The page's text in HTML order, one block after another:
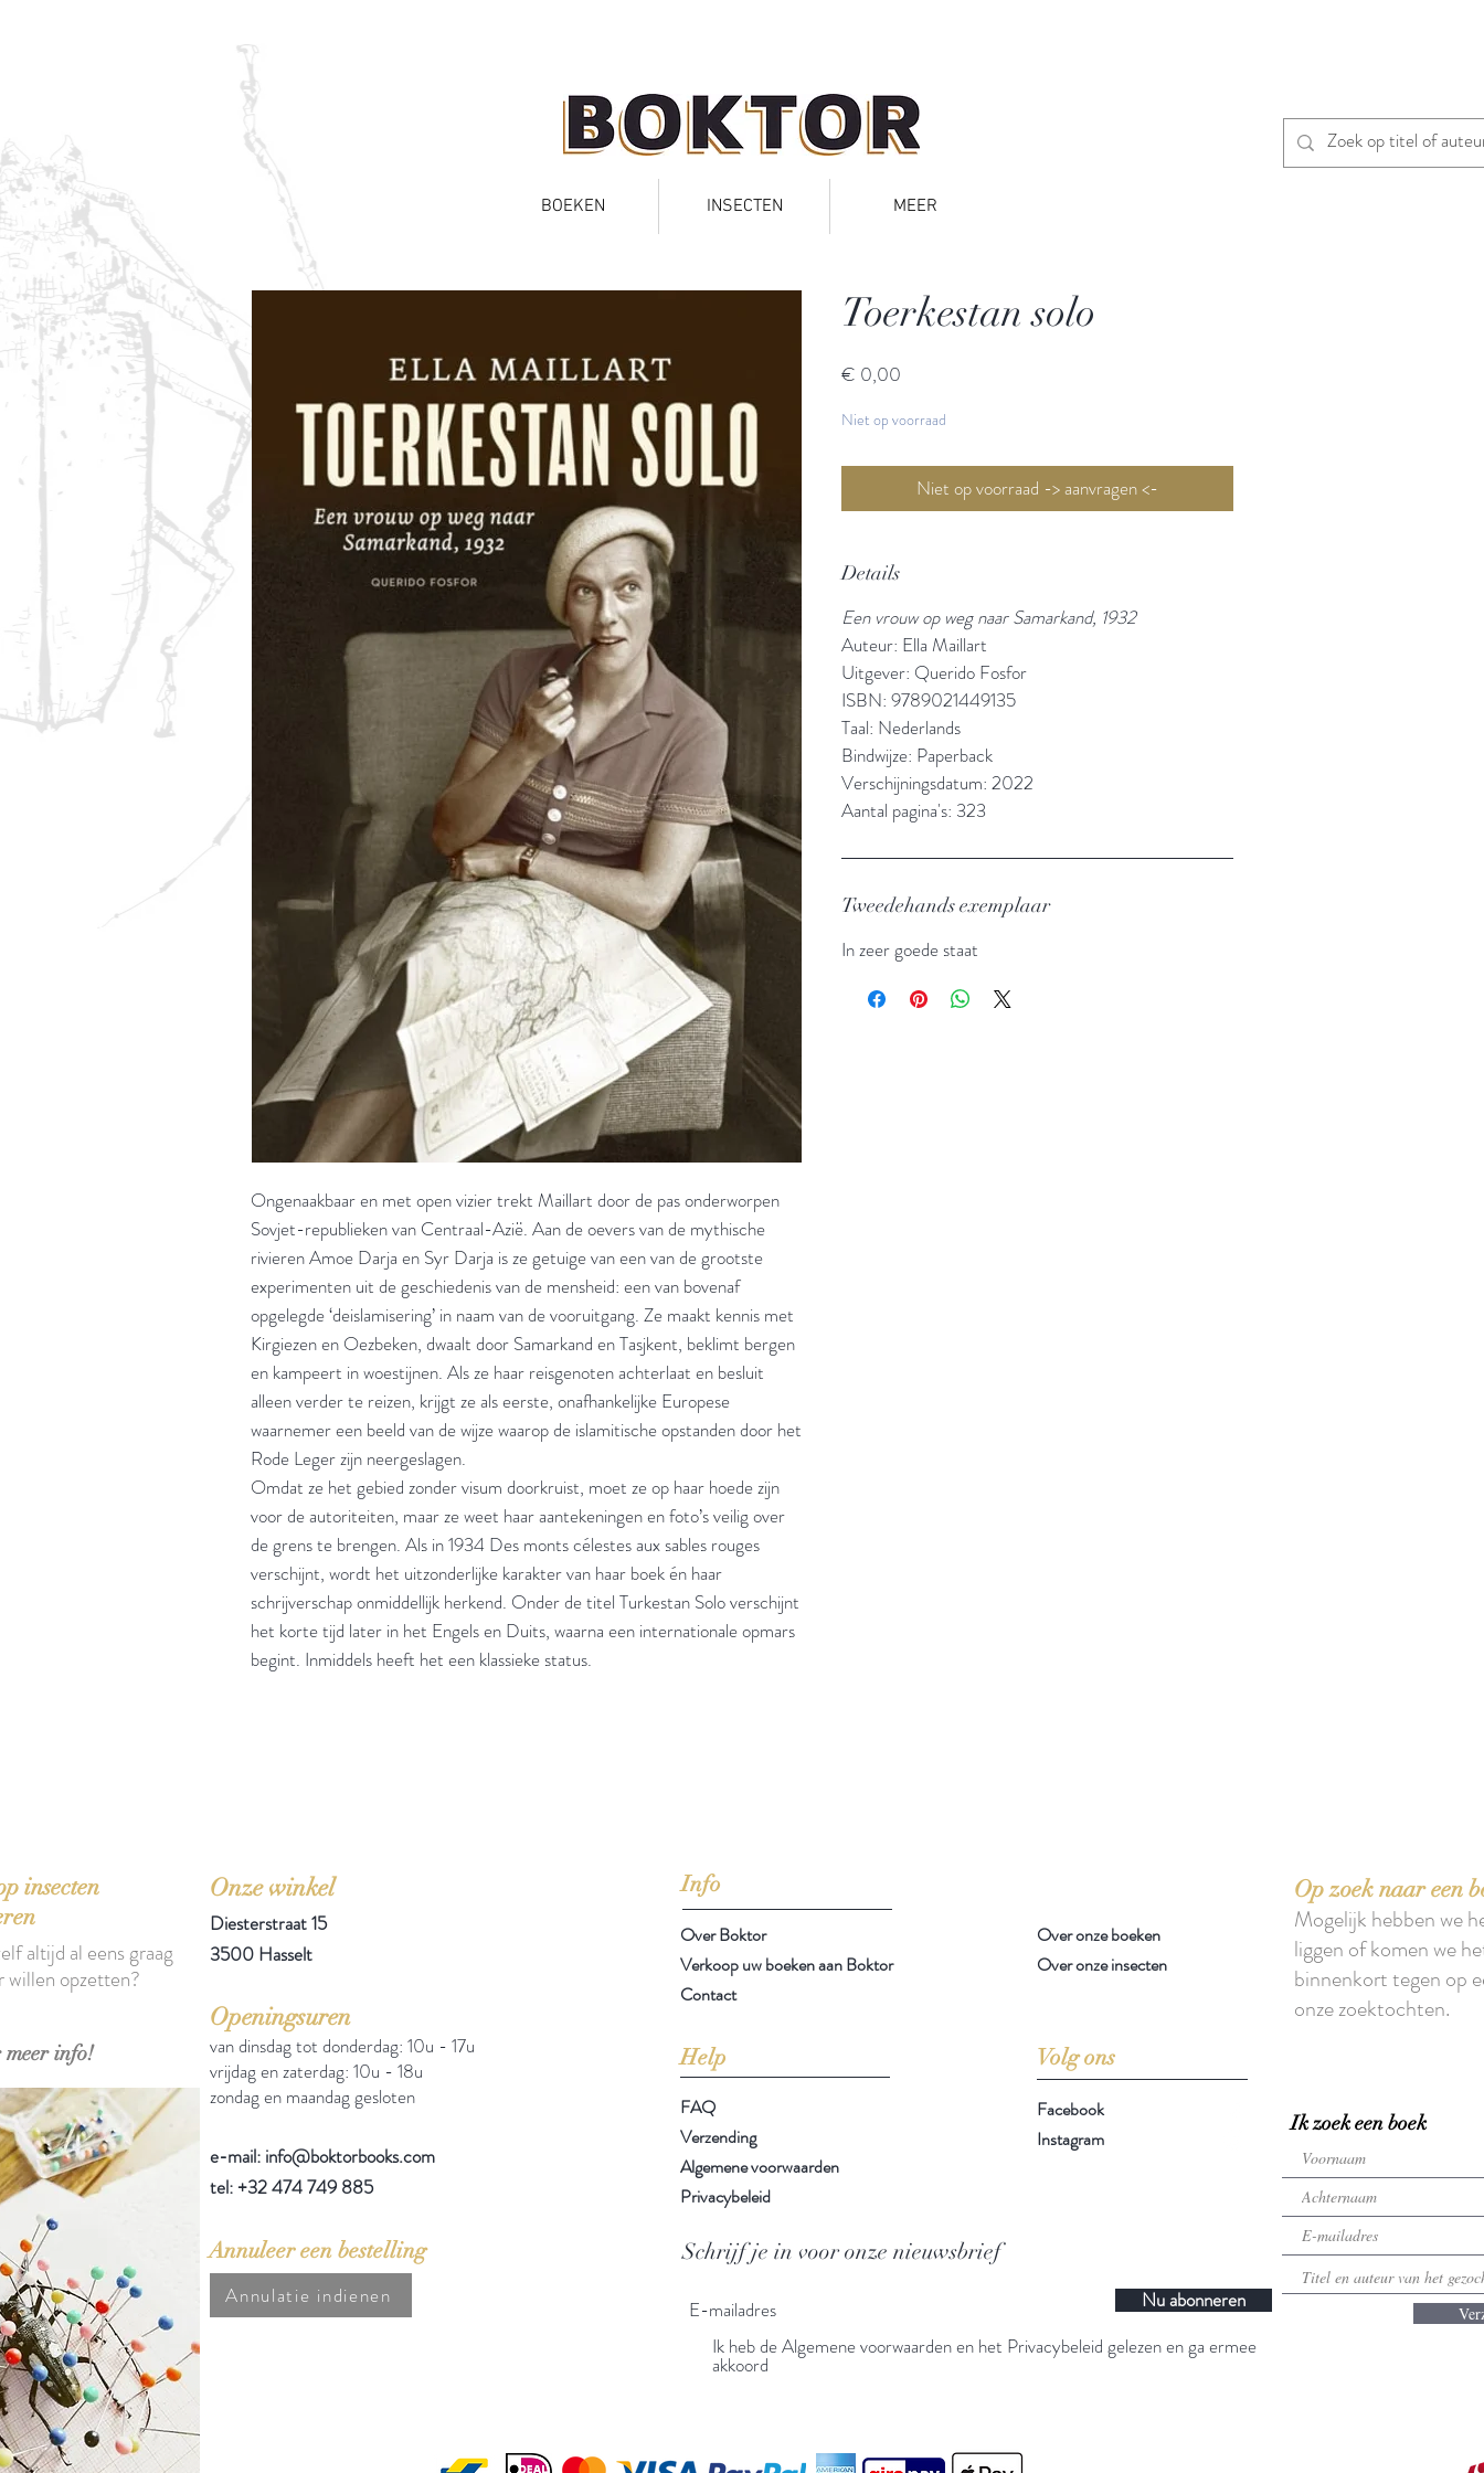
BOEKEN INSECTEN MEER
Ongenaakbaar en met open vizier trekt Maillart door de pas onderworpen
Sovjet-republieken van Centraal-Azië. Aan de oevers van de mythische
rivieren Amoe Darja en Syr Darja is ze getuige van een van de grootste
experimenten uit de geschiedenis van de mensheid: een van bovenaf
opgelegde ‘deislamisering’ in naam van de vooruitgang. Ze maakt kennis met
Kirgiezen en Oezbeken, dwaalt door Samarkand en Tasjkent, beklimt bergen
en kampeert in woestijnen. Als ze haar reisgenoten achterlaat en besluit
alleen verder te reizen, krijgt ze als eerste, onafhankelijke Europese
waarnemer een beeld van de wijze waarop de islamitische opstanden door het
Rode Leger zijn neergeslagen.
Omdat ze het gebied zonder visum doorkruist, moet ze op haar hoede zijn
voor de autoriteiten, maar ze weet haar aantekeningen en foto’s veilig over
de grens te brengen. Als in 1934 Des monts célestes aux sables rouges
verschijnt, wordt het uitzonderlijke karakter van haar boek én haar
schrijverschap onmiddellijk herkend. Onder de titel Turkestan Solo verschijnt
het korte tijd later in het Engels en Duits, waarna een internationale opmars
begint. Inmiddels heeft het een klassieke status.
Toerkestan solo
€ 0,00
Niet op voorraad
Niet op voorraad -> aanvragen <-
Details
Een vrouw op weg naar Samarkand, 1932
Auteur: Ella Maillart
Uitgever: Querido Fosfor
ISBN: 9789021449135
Taal: Nederlands
Bindwijze: Paperback
Verschijningsdatum: 2022
Aantal pagina's: 323
Tweedehands exemplaar
In zeer goede staat
insecten
info!
altijd al eens graag
willen opzetten?
Onze winkel
Diesterstraat 15
3500 Hasselt
Openingsuren
van dinsdag tot donderdag: 10u - 17u
vrijdag en zaterdag: 10u - 18u
zondag en maandag gesloten
e-mail: info@boktorbooks.com
tel: +32 474 749 885
Info
Over Boktor
Verkoop uw boeken aan Boktor
Contact
Help Volg ons
Op zoek naar een
Mogelijk hebben we
liggen of komen we
binnenkort tegen op
onze zoektochten.
FAQ
Verzending
Algemene voorwaarden
Privacybeleid
Facebook
Instagram
Schrijf je in voor onze nieuwsbrief
Nu abonneren
Ik heb de Algemene voorwaarden en het Privacybeleid gelezen en ga ermee
akkoord
Ik zoek een boek
Over onze boeken
Over onze insecten
Annuleer een bestelling
Annulatie indienen